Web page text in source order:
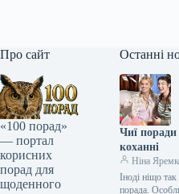
Про сайт
«100 порад»
— портал
корисних
порад для
щоденного
Останні
Чиї
коханні
Ніна
Іноді ніщо
порада.